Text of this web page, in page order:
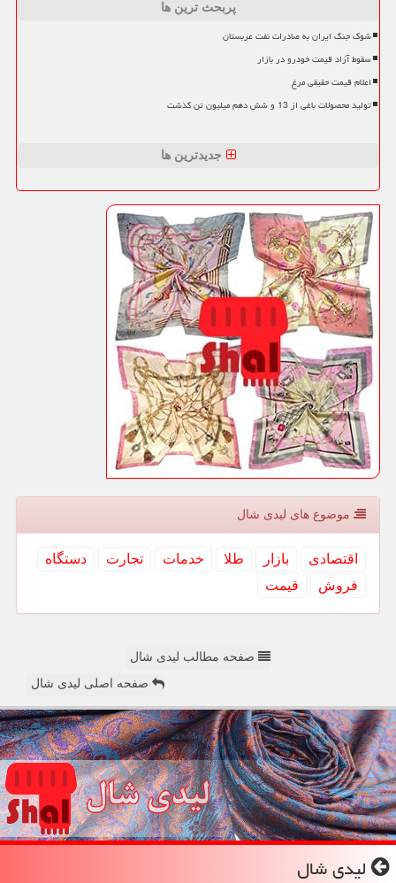
پربحث ترین ها
شوک جنگ ایران به صادرات نفت عربستان
سقوط آزاد قیمت خودرو در بازار
اعلام قیمت حقیقی مرغ
تولید محصولات باغی از 13 و شش دهم میلیون تن گذشت
جدیدترین ها
موضوع های لیدی شال
اقتصادی بازار طلا خدمات تجارت
دستگاه
فروش
قیمت
صفحه مطالب لیدی شال
صفحه اصلی لیدی شال
لیدی شال